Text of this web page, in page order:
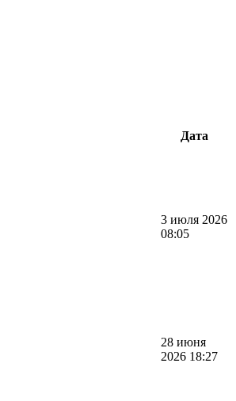
Дата
3 июля 2026
08:05
28 июня
2026 18:27